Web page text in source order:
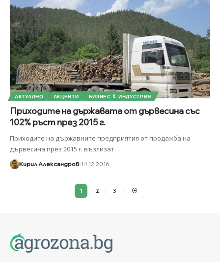
АКТУАЛНО АКЦЕНТИ БИЗНЕС & ИНДУСТРИЯ
Приходите на държавата от дървесина със
102% ръст през 2015 г.
Приходите на държавните предприятия от продажба на
дървесина през 2015 г. възлизат…
Кирил Александров 14.12.2016
1 2 3